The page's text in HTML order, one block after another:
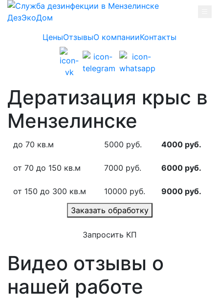
Skip to main content
ЦеныОтзывыО компанииКонтакты
Дератизация крыс в
Мензелинске
до 70 кв.м 5000 руб. 4000 руб.
от 70 до 150 кв.м 7000 руб. 6000 руб.
от 150 до 300 кв.м 10000 руб.
9000 руб.
Заказать обработку
Запросить КП
Видео отзывы о
нашей работе